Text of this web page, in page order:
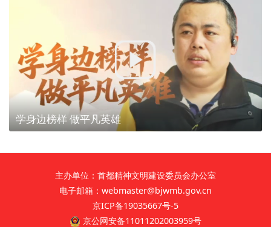
学身边榜样 做平凡英雄
主办单位：首都精神文明建设委员会办公室
电子邮箱：webmaster@bjwmb.gov.cn
京ICP备19035667号-5
京公网安备11011202003959号